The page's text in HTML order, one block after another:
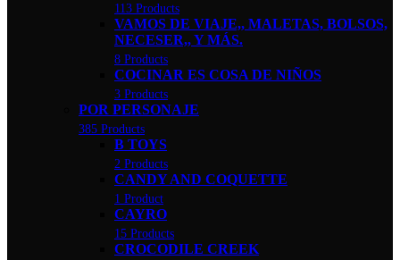
113 Products
VAMOS DE VIAJE,, MALETAS, BOLSOS,
NECESER,, Y MÁS.
8 Products
COCINAR ES COSA DE NIÑOS
3 Products
POR PERSONAJE
385 Products
B TOYS
2 Products
CANDY AND COQUETTE
1 Product
CAYRO
15 Products
CROCODILE CREEK